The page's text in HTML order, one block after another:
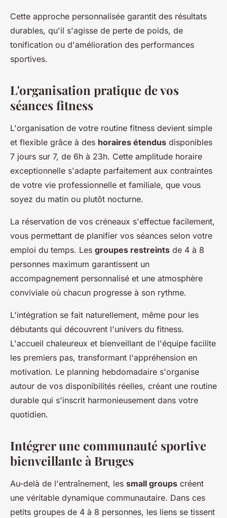
Cette approche personnalisée garantit des résultats
durables, qu'il s'agisse de perte de poids, de
tonification ou d'amélioration des performances
sportives.
L'organisation pratique de vos
séances fitness
L'organisation de votre routine fitness devient simple
et flexible grâce à des horaires étendus disponibles
7 jours sur 7, de 6h à 23h. Cette amplitude horaire
exceptionnelle s'adapte parfaitement aux contraintes
de votre vie professionnelle et familiale, que vous
soyez du matin ou plutôt nocturne.
La réservation de vos créneaux s'effectue facilement,
vous permettant de planifier vos séances selon votre
emploi du temps. Les groupes restreints de 4 à 8
personnes maximum garantissent un
accompagnement personnalisé et une atmosphère
conviviale où chacun progresse à son rythme.
L'intégration se fait naturellement, même pour les
débutants qui découvrent l'univers du fitness.
L'accueil chaleureux et bienveillant de l'équipe facilite
les premiers pas, transformant l'appréhension en
motivation. Le planning hebdomadaire s'organise
autour de vos disponibilités réelles, créant une routine
durable qui s'inscrit harmonieusement dans votre
quotidien.
Intégrer une communauté sportive
bienveillante à Bruges
Au-delà de l'entraînement, les small groups créent
une véritable dynamique communautaire. Dans ces
petits groupes de 4 à 8 personnes, les liens se tissent